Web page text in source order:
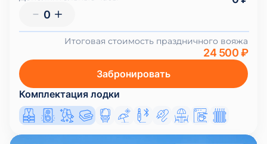
0
Итоговая стоимость праздничного вояжа
24 500 ₽
Забронировать
Комплектация лодки